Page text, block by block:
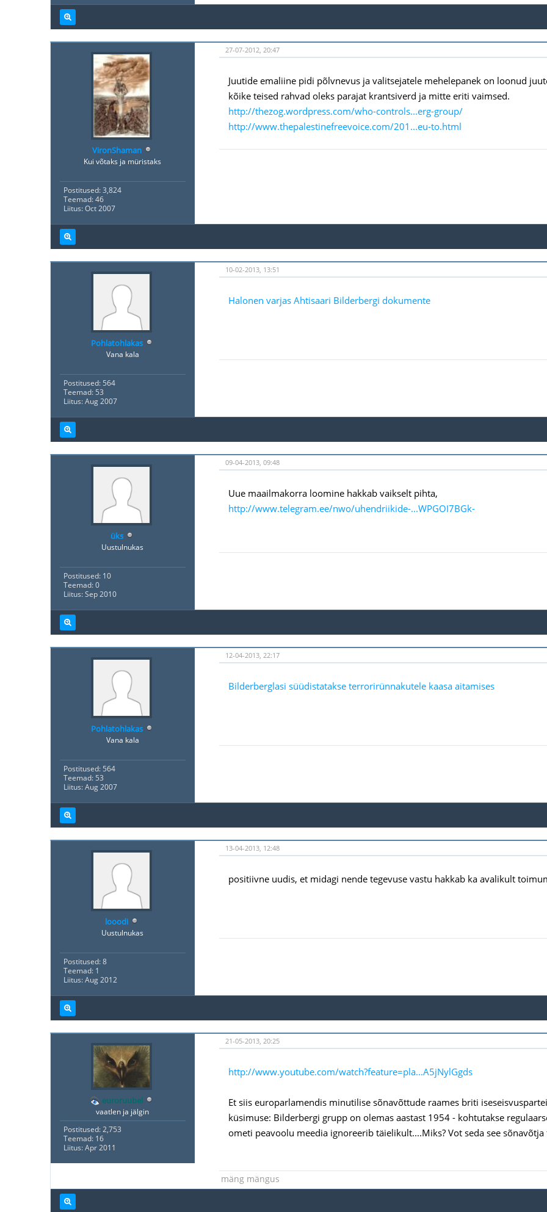
VironShaman
Kui võtaks ja müristaks
Postitused: 3,824
Teemad: 46
Liitus: Oct 2007
27-07-2012, 20:47
Juutide emaliine pidi põlvnevus ja valitsejatele mehelepanek on loonud
kõike teised rahvad oleks parajat krantsiverd ja mitte eriti vaimsed.
http://thezog.wordpress.com/who-controls...erg-group/
http://www.thepalestinefreevoice.com/201...eu-to.html
Pohlatohlakas
Vana kala
Postitused: 564
Teemad: 53
Liitus: Aug 2007
10-02-2013, 13:51
Halonen varjas Ahtisaari Bilderbergi dokumente
üks
Uustulnukas
Postitused: 10
Teemad: 0
Liitus: Sep 2010
09-04-2013, 09:48
Uue maailmakorra loomine hakkab vaikselt pihta,
http://www.telegram.ee/nwo/uhendriikide-...WPGOI7BGk-
Pohlatohlakas
Vana kala
Postitused: 564
Teemad: 53
Liitus: Aug 2007
12-04-2013, 22:17
Bilderberglasi süüdistatakse terrorirünnakutele kaasa aitamises
looodi
Uustulnukas
Postitused: 8
Teemad: 1
Liitus: Aug 2012
13-04-2013, 12:48
positiivne uudis, et midagi nende tegevuse vastu hakkab ka avalikult
euroruubel
vaatlen ja jälgin
Postitused: 2,753
Teemad: 16
Liitus: Apr 2011
21-05-2013, 20:25
http://www.youtube.com/watch?feature=pla...A5jNylGgds
Et siis europarlamendis minutilise sõnavõttude raames briti
küsimuse: Bilderbergi grupp on olemas aastast 1954 - kohtutakse
ometi peavoolu meedia ignoreerib täielikult....Miks? Vot seda see sõnavõtja
mäng mängus